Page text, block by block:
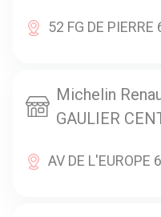
52 FG DE
Michelin
GAULIER
AV DE